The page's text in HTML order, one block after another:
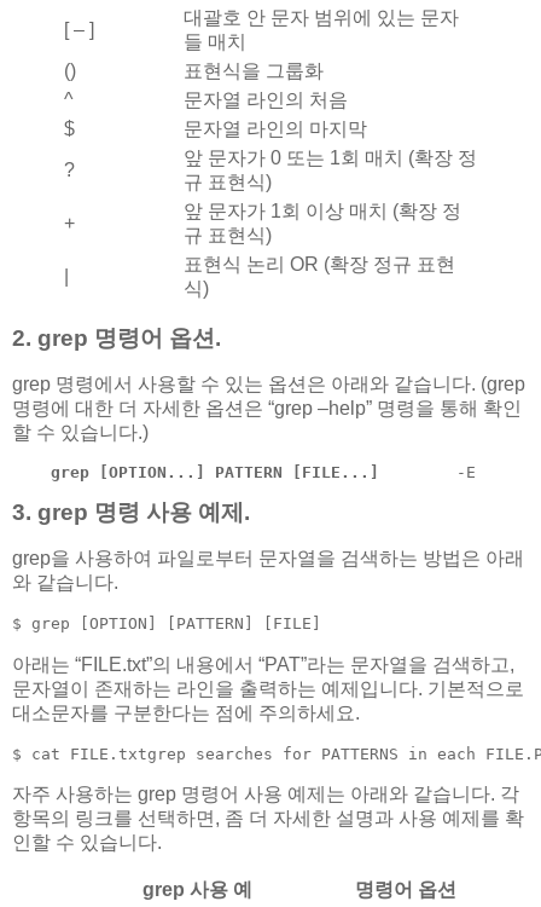
[ – ]
대괄호 안 문자 범위에 있는 문자
들 매치
()
표현식을 그룹화
^
문자열 라인의 처음
$
문자열 라인의 마지막
?
앞 문자가 0 또는 1회 매치 (확장 정
규 표현식)
+
앞 문자가 1회 이상 매치 (확장 정
규 표현식)
표현식 논리 OR (확장 정규 표현
식)
2. grep 명령어 옵션.
grep 명령에서 사용할 수 있는 옵션은 아래와 같습니다. (grep
명령에 대한 더 자세한 옵션은 “grep –help” 명령을 통해 확인
할 수 있습니다.)
grep [OPTION...] PATTERN [FILE...]
-E
3. grep 명령 사용 예제.
grep을 사용하여 파일로부터 문자열을 검색하는 방법은 아래
와 같습니다.
$ grep [OPTION] [PATTERN] [FILE]
아래는 “FILE.txt”의 내용에서 “PAT”라는 문자열을 검색하고,
문자열이 존재하는 라인을 출력하는 예제입니다. 기본적으로
대소문자를 구분한다는 점에 주의하세요.
$ cat FILE.txtgrep searches for PATTERNS in each
자주 사용하는 grep 명령어 사용 예제는 아래와 같습니다. 각
항목의 링크를 선택하면, 좀 더 자세한 설명과 사용 예제를 확
인할 수 있습니다.
grep 사용 예
명령어 옵션